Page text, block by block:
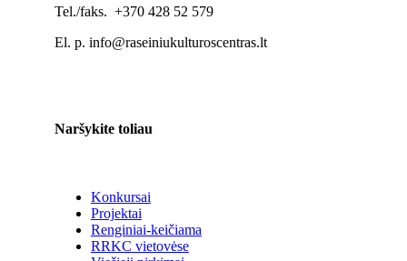
Tel./faks. +370 428 52 579
El. p. info@raseiniukulturoscentras.lt
Naršykite toliau
Konkursai
Projektai
Renginiai-keičiama
RRKC vietovėse